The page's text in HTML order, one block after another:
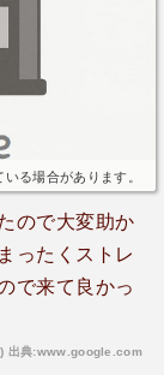
る場合があります。
ので大変助か
ったくストレ
で来て良かっ
出典:www.google.com